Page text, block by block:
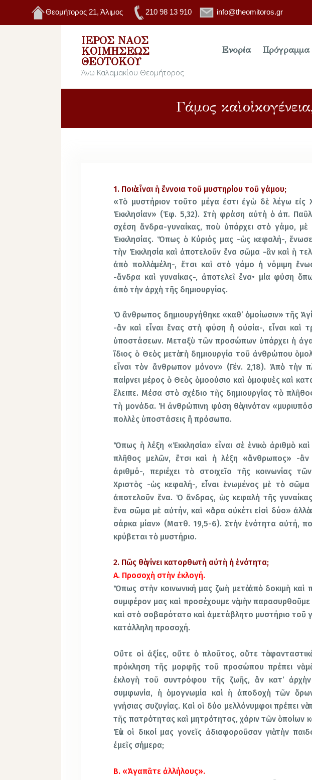
Θεομήτορος 21, Άλιμος 210 98 13 910 info@theomitoros.gr
ΙΕΡΌΣ ΝΑΌΣ
ΚΟΙΜΉΣΕΩΣ
ΘΕΟΤΌΚΟΥ
Άνω Καλαμακίου Θεομήτορος
Ενορία Πρόγραμμα
Γάμος καὶ
1. Ποιὰ εἶναι ἡ ἔννοια τοῦ μυστηρίου τοῦ γάμου;
«Τὸ μυστήριον τοῦτο μέγα ἐστι ἐγὼ δὲ λέγω εἰς
Ἐκκλησίαν» (Ἐφ. 5,32). Στὴ φράση αὐτὴ ὁ ἀπ.
σχέση ἄνδρα-γυναίκας, ποὺ ὑπάρχει στὸ γάμο,
Ἐκκλησίας. Ὅπως ὁ Κύριός μας -ὡς κεφαλή-,
τὴν Ἐκκλησία καὶ ἀποτελοῦν ἕνα σῶμα -ἂν καὶ ἡ
ἀπὸ πολλὰ μέλη-, ἔτσι καὶ στὸ γάμο ἡ νόμιμη
-ἄνδρα καὶ γυναίκας-, ἀποτελεῖ ἕνα• μία φύση
ἀπὸ τὴν ἀρχὴ τῆς δημιουργίας.
Ὁ ἄνθρωπος δημιουργήθηκε «καθ’ ὁμοίωσιν» τῆς
-ἂν καὶ εἶναι ἕνας στὴ φύση ἢ οὐσία-, εἶναι καὶ
ὑποστάσεων. Μεταξὺ τῶν προσώπων ὑπάρχει ἡ
ἴδιος ὁ Θεὸς μετὰ τὴ δημιουργία τοῦ ἀνθρώπου
εἶναι τὸν ἄνθρωπον μόνον» (Γέν. 2,18). Ἀπὸ τὴν
παίρνει μέρος ὁ Θεὸς ὁμοούσιο καὶ ὁμοφυὲς καὶ
ἔλειπε. Μέσα στὸ σχέδιο τῆς δημιουργίας τὸ
τὴ μονάδα. Ἡ ἀνθρώπινη φύση θὰ γινόταν
πολλὲς ὑποστάσεις ἢ πρόσωπα.
Ὅπως ἡ λέξη «Ἐκκλησία» εἶναι σὲ ἑνικὸ ἀριθμὸ
πλῆθος μελῶν, ἔτσι καὶ ἡ λέξη «ἄνθρωπος» -ἂν
ἀριθμό-, περιέχει τὸ στοιχεῖο τῆς κοινωνίας
Χριστὸς -ὡς κεφαλή-, εἶναι ἑνωμένος μὲ τὸ σῶμα
ἀποτελοῦν ἕνα. Ὁ ἄνδρας, ὡς κεφαλὴ τῆς γυναίκας
ἕνα σῶμα μὲ αὐτήν, καὶ «ἄρα οὐκέτι εἰσὶ δύο» ἀλλὰ
σάρκα μίαν» (Ματθ. 19,5-6). Στὴν ἑνότητα αὐτή,
κρύβεται τὸ μυστήριο.
2. Πῶς θὰ γίνει κατορθωτὴ αὐτὴ ἡ ἑνότητα;
Α. Προσοχὴ στὴν ἐκλογή.
Ὅπως στὴν κοινωνική μας ζωὴ μετὰ ἀπὸ δοκιμὴ καὶ
συμφέρον μας καὶ προσέχουμε νὰ μὴν
καὶ στὸ σοβαρότατο καὶ ἀμετάβλητο μυστήριο τοῦ
κατάλληλη προσοχή.
Οὔτε οἱ ἀξίες, οὔτε ὁ πλοῦτος, οὔτε τὰ
πρόκληση τῆς μορφῆς τοῦ προσώπου πρέπει νὰ
ἐκλογὴ τοῦ συντρόφου τῆς ζωῆς, ἂν κατ’
συμφωνία, ἡ ὁμογνωμία καὶ ἡ ἀποδοχὴ τῶν
γνήσιας συζυγίας. Καὶ οἱ δύο μελλόνυμφοι πρέπει νὰ
τῆς πατρότητας καὶ μητρότητας, χάριν τῶν ὁποίων
Ἐὰν οἱ δικοί μας γονεῖς ἀδιαφοροῦσαν γιὰ τὴν
ἐμεῖς σήμερα;
Β. «Ἀγαπᾶτε ἀλλήλους».